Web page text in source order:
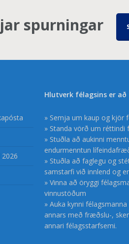
spurningar
Hlutverk félagsins er að
» Semja um kaup og kjör
» Standa vörð um réttindi
» Stuðla að aukinni
endurmenntun
» Stuðla að faglegu og
samstarfi við innlend og
» Vinna að öryggi
vinnustöðum
» Auka kynni
annars með fræðslu-,
annari félagsstarfsemi.